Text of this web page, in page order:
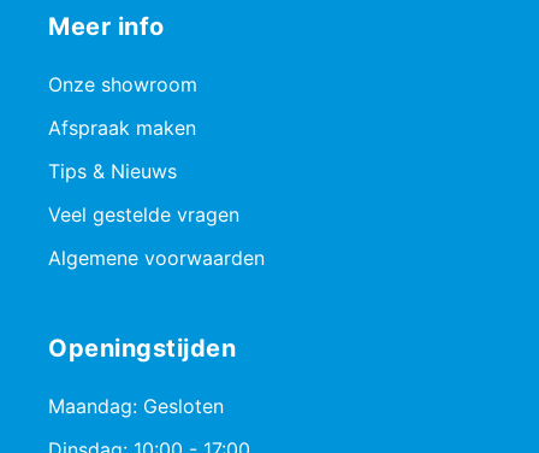
Meer info
Onze showroom
Afspraak maken
Tips & Nieuws
Veel gestelde vragen
Algemene voorwaarden
Openingstijden
Maandag: Gesloten